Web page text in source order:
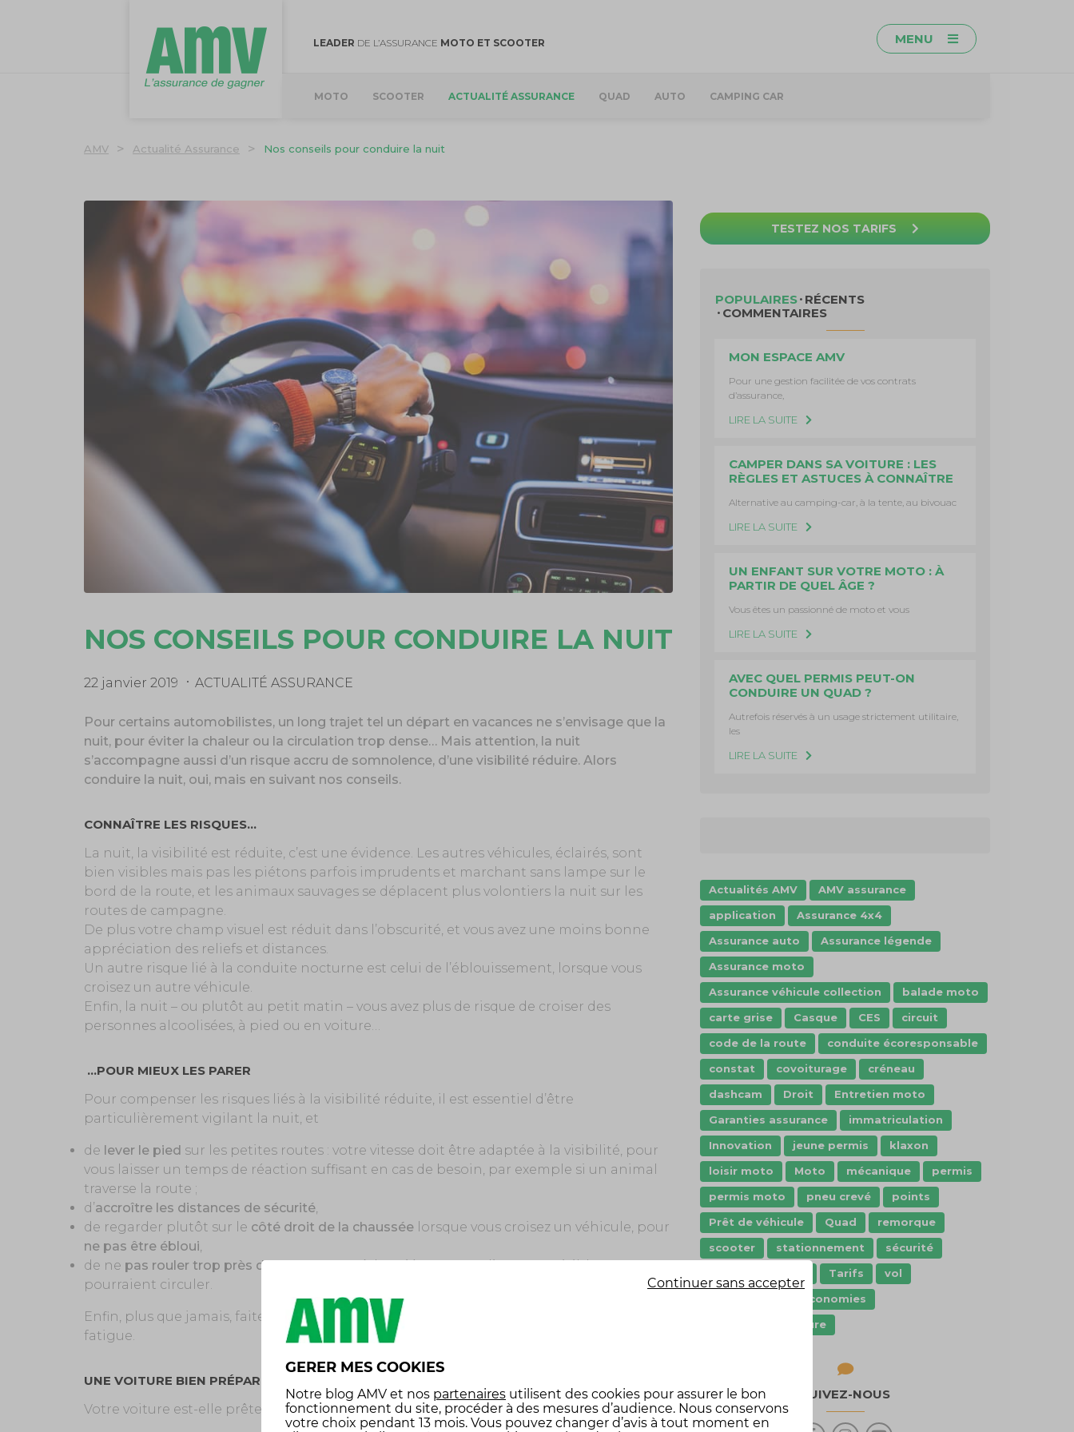
LEADER DE L’ASSURANCE MOTO ET SCOOTER MENU
MOTO SCOOTER ACTUALITÉ ASSURANCE QUAD AUTO CAMPING CAR
AMV > Actualité Assurance > Nos conseils pour conduire la nuit
NOS CONSEILS POUR CONDUIRE LA NUIT
22 janvier 2019 ACTUALITÉ ASSURANCE
Pour certains automobilistes, un long trajet tel un départ en vacances ne s’envisage que la
nuit, pour éviter la chaleur ou la circulation trop dense… Mais attention, la nuit
s’accompagne aussi d’un risque accru de somnolence, d’une visibilité réduire. Alors
conduire la nuit, oui, mais en suivant nos conseils.
CONNAÎTRE LES RISQUES…
La nuit, la visibilité est réduite, c’est une évidence. Les autres véhicules, éclairés, sont
bien visibles mais pas les piétons parfois imprudents et marchant sans lampe sur le
bord de la route, et les animaux sauvages se déplacent plus volontiers la nuit sur les
routes de campagne.
De plus votre champ visuel est réduit dans l’obscurité, et vous avez une moins bonne
appréciation des reliefs et distances.
Un autre risque lié à la conduite nocturne est celui de l’éblouissement, lorsque vous
croisez un autre véhicule.
Enfin, la nuit – ou plutôt au petit matin – vous avez plus de risque de croiser des
personnes alcoolisées, à pied ou en voiture…
…POUR MIEUX LES PARER
Pour compenser les risques liés à la visibilité réduite, il est essentiel d’être
particulièrement vigilant la nuit, et
de lever le pied sur les petites routes : votre vitesse doit être adaptée à la visibilité, pour
vous laisser un temps de réaction suffisant en cas de besoin, par exemple si un animal
traverse la route ;
d’accroître les distances de sécurité,
de regarder plutôt sur le côté droit de la chausséelorsque vous croisez un véhicule, pour
ne pas être ébloui,
de ne pas rouler trop près des bas-côtés, où les piétons et cyclistes peu visibles
pourraient circuler.
Enfin, plus que jamais, faites des pauses régulières et arrêtez-vous au moindre signe de
fatigue.
UNE VOITURE BIEN PRÉPARÉE
Votre voiture est-elle prête à prendre la route de nuit ? Pour vous en assurer, vérifiez :
TESTEZ NOS TARIFS
POPULAIRES RÉCENTS
COMMENTAIRES
MON ESPACE AMV
Pour une gestion facilitée de vos contrats
d’assurance,
LIRE LA SUITE
CAMPER DANS SA VOITURE : LES
RÈGLES ET ASTUCES À CONNAÎTRE
Alternative au camping-car, à la tente, au bivouac
LIRE LA SUITE
UN ENFANT SUR VOTRE MOTO : À
PARTIR DE QUEL ÂGE ?
Vous êtes un passionné de moto et vous
LIRE LA SUITE
AVEC QUEL PERMIS PEUT-ON
CONDUIRE UN QUAD ?
Autrefois réservés à un usage strictement utilitaire,
les
LIRE LA SUITE
Actualités AMV
AMV assurance
application
Assurance 4x4
Assurance auto
Assurance légende
Assurance moto
Assurance véhicule collection
balade moto
carte grise
Casque CES
circuit
code de la route
conduite écoresponsable
constat
covoiturage
créneau
dashcam
Droit
Entretien moto
Garanties assurance
immatriculation
Innovation
jeune permis
klaxon
loisir moto
Moto mécanique
permis
permis moto
pneu crevé
points
Prêt de véhicule
Quad
remorque
scooter
stationnement
sécurité
Tarifs
vol
économies
équipement voiture
SUIVEZ-NOUS
GERER MES COOKIES
Notre blog AMV et nos partenaires utilisent des cookies pour assurer le bon
fonctionnement du site, procéder à des mesures d’audience. Nous conservons
votre choix pendant 13 mois. Vous pouvez changer d’avis à tout moment en
Continuer sans accepter